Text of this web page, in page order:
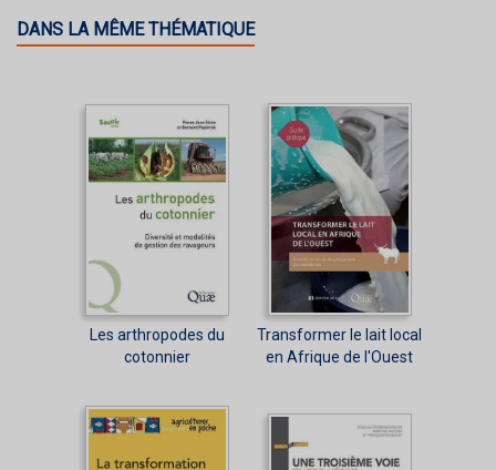
DANS LA MÊME THÉMATIQUE
Les arthropodes du
cotonnier
Transformer le lait local
en Afrique de l'Ouest